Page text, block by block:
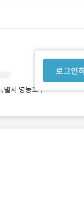
로그인
별시 영등포구